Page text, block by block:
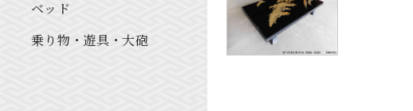
ベッド
乗り物・遊具・大砲